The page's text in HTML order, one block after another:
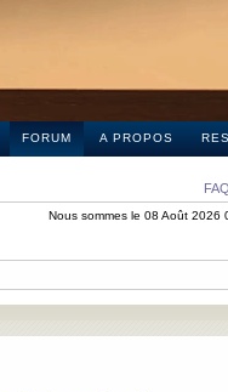
FORUM A PROPOS
FAQ
Nous sommes le 08 Août 2026